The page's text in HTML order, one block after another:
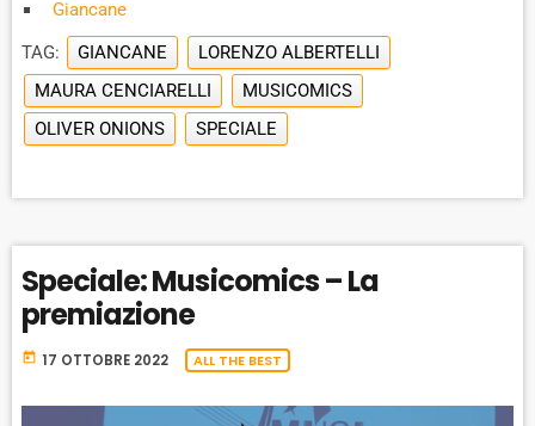
Giancane
TAG:
GIANCANE
LORENZO ALBERTELLI
MAURA CENCIARELLI
MUSICOMICS
OLIVER ONIONS
SPECIALE
Speciale: Musicomics – La
premiazione
today 17 OTTOBRE 2022 ALL THE BEST